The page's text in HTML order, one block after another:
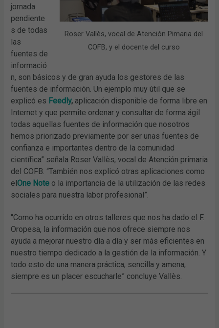
Roser Vallès, vocal de Atención Pimaria del
COFB, y el docente del curso
jornada
pendiente
s de todas
las
fuentes de
informació
n, son básicos y de gran ayuda los gestores de las
fuentes de información. Un ejemplo muy útil que se
explicó es Feedly, aplicación disponible de forma libre en
Internet y que permite ordenar y consultar de forma ágil
todas aquellas fuentes de información que nosotros
hemos priorizado previamente por ser unas fuentes de
confianza e importantes dentro de la comunidad
científica” señala Roser Vallès, vocal de Atención primaria
del COFB. “También nos explicó otras aplicaciones como
elOne Note o la importancia de la utilización de las redes
sociales para nuestra labor profesional”.
“Como ha ocurrido en otros talleres que nos ha dado el F.
Oropesa, la información que nos ofrece siempre nos
ayuda a mejorar nuestro día a día y ser más eficientes en
nuestro tiempo dedicado a la gestión de la información. Y
todo esto de una manera práctica, sencilla y amena,
siempre es un placer escucharle” concluye Vallès.